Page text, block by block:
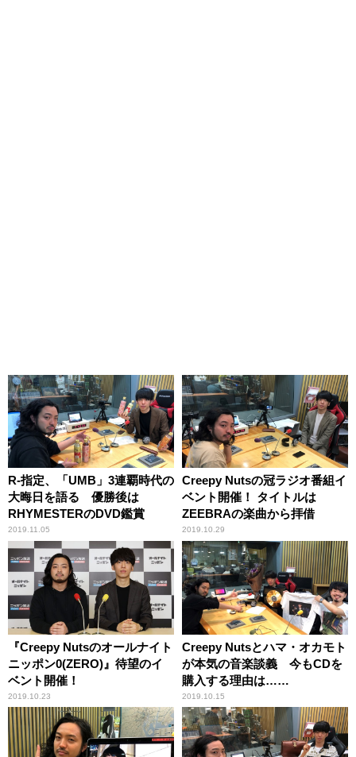
R-指定、「UMB」3連覇時代の
大晦日を語る 優勝後は
RHYMESTERのDVD鑑賞
2019.11.05
Creepy Nutsの冠ラジオ番組イ
ベント開催！ タイトルは
ZEEBRAの楽曲から拝借
2019.10.29
『Creepy Nutsのオールナイト
ニッポン0(ZERO)』待望のイ
ベント開催！
2019.10.23
Creepy Nutsとハマ・オカモト
が本気の音楽談義 今もCDを
購入する理由は……
2019.10.15